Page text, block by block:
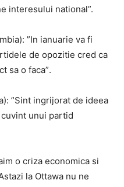
national”.
”In ianuarie va fi
de opozitie cred ca
o faca”.
”Sint ingrijorat de ideea
unui partid
o criza economica si
la Ottawa nu ne